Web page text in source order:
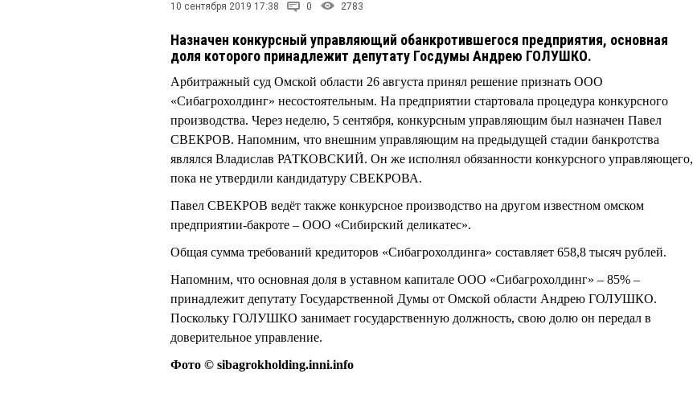
10 сентября 2019 17:38 0 2783
Назначен конкурсный управляющий обанкротившегося предприятия, основная
доля которого принадлежит депутату Госдумы Андрею ГОЛУШКО.
Арбитражный суд Омской области 26 августа принял решение признать ООО
«Сибагрохолдинг» несостоятельным. На предприятии стартовала процедура конкурсного
производства. Через неделю, 5 сентября, конкурсным управляющим был назначен Павел
СВЕКРОВ. Напомним, что внешним управляющим на предыдущей стадии банкротства
являлся Владислав РАТКОВСКИЙ. Он же исполнял обязанности конкурсного управляющего,
пока не утвердили кандидатуру СВЕКРОВА.
Павел СВЕКРОВ ведёт также конкурсное производство на другом известном омском
предприятии-бакроте – ООО «Сибирский деликатес».
Общая сумма требований кредиторов «Сибагрохолдинга» составляет 658,8 тысяч рублей.
Напомним, что основная доля в уставном капитале ООО «Сибагрохолдинг» – 85% –
принадлежит депутату Государственной Думы от Омской области Андрею ГОЛУШКО.
Поскольку ГОЛУШКО занимает государственную должность, свою долю он передал в
доверительное управление.
Фото © sibagrokholding.inni.info